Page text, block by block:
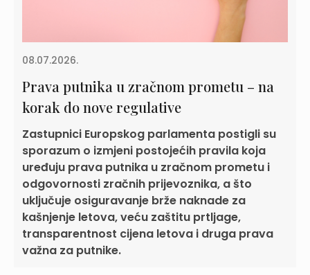
08.07.2026.
Prava putnika u zračnom prometu – na
korak do nove regulative
Zastupnici Europskog parlamenta postigli su
sporazum o izmjeni postojećih pravila koja
uređuju prava putnika u zračnom prometu i
odgovornosti zračnih prijevoznika, a što
uključuje osiguravanje brže naknade za
kašnjenje letova, veću zaštitu prtljage,
transparentnost cijena letova i druga prava
važna za putnike.